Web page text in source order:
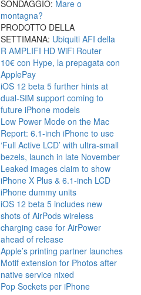
SONDAGGIO: Mare o
montagna?
PRODOTTO DELLA
SETTIMANA: Ubiquiti AFI della
R AMPLIFI HD WiFi Router
10€ con Hype, la prepagata con
ApplePay
iOS 12 beta 5 further hints at
dual-SIM support coming to
future iPhone models
Low Power Mode on the Mac
Report: 6.1-inch iPhone to use
‘Full Active LCD’ with ultra-small
bezels, launch in late November
Leaked images claim to show
iPhone X Plus & 6.1-inch LCD
iPhone dummy units
iOS 12 beta 5 includes new
shots of AirPods wireless
charging case for AirPower
ahead of release
Apple’s printing partner launches
Motif extension for Photos after
native service nixed
Pop Sockets per iPhone